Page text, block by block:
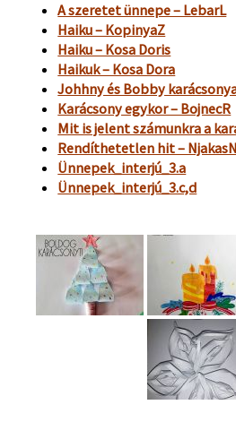
A szeretet ünnepe – LebarL
Haiku – KopinyaZ
Haiku – Kosa Doris
Haikuk – Kosa Dora
Johhny és Bobby
Karácsony egykor – BojnecR
Mit is jelent számunkra a
Rendíthetetlen hit – NjakasN
Ünnepek_interjú_3.a
Ünnepek_interjú_3.c,d